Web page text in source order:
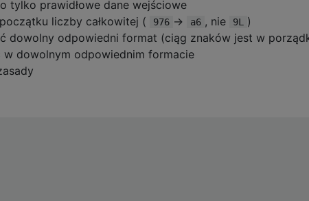
tylko prawidłowe dane wejściowe
liczby całkowitej (
976 -> a6 , nie 9L
)
dowolny odpowiedni format (ciąg znaków jest w
dowolnym odpowiednim formacie